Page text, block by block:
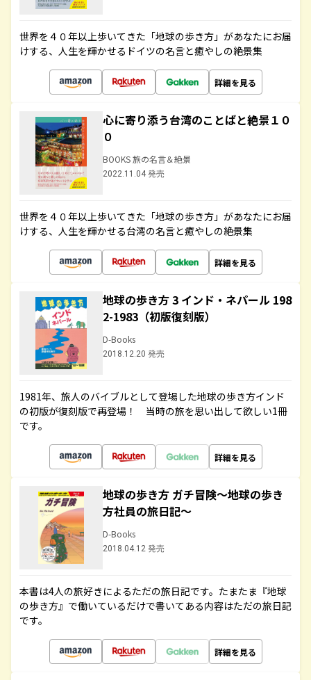
世界を４０年以上歩いてきた「地球の歩き方」があなたにお届
けする、人生を輝かせるドイツの名言と癒やしの絶景集
詳細を見る
心に寄り添う台湾のことばと絶景１０
０
BOOKS 旅の名言＆絶景
2022.11.04 発売
世界を４０年以上歩いてきた「地球の歩き方」があなたにお届
けする、人生を輝かせる台湾の名言と癒やしの絶景集
詳細を見る
地球の歩き方 3 インド・ネパール 198
2-1983（初版復刻版）
D-Books
2018.12.20 発売
1981年、旅人のバイブルとして登場した地球の歩き方インド
の初版が復刻版で再登場！ 当時の旅を思い出して欲しい1冊
です。
詳細を見る
地球の歩き方 ガチ冒険～地球の歩き
方社員の旅日記～
D-Books
2018.04.12 発売
本書は4人の旅好きによるただの旅日記です。たまたま『地球
の歩き方』で働いているだけで書いてある内容はただの旅日記
です。
詳細を見る